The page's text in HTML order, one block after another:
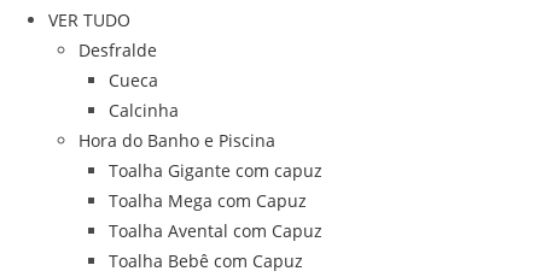
VER TUDO
Desfralde
Cueca
Calcinha
Hora do Banho e Piscina
Toalha Gigante com capuz
Toalha Mega com Capuz
Toalha Avental com Capuz
Toalha Bebê com Capuz